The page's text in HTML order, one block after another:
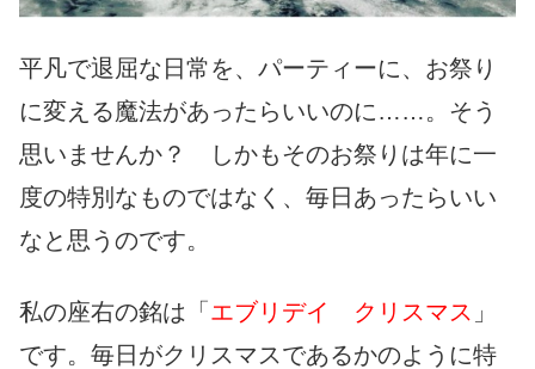
平凡で退屈な日常を、パーティーに、お祭り
に変える魔法があったらいいのに……。そう
思いませんか？ しかもそのお祭りは年に一
度の特別なものではなく、毎日あったらいい
なと思うのです。
私の座右の銘は「エブリデイ クリスマス 」
です。毎日がクリスマスであるかのように特